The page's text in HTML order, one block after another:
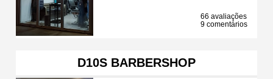
66 avaliações
9 comentários
D10S BARBERSHOP